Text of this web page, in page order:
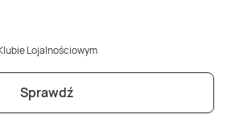
Mazury
Masaż pleców
Jazda po torze
Sporty zimowe
Kurs motorowodny
Lojalnościowym
Sprawdź